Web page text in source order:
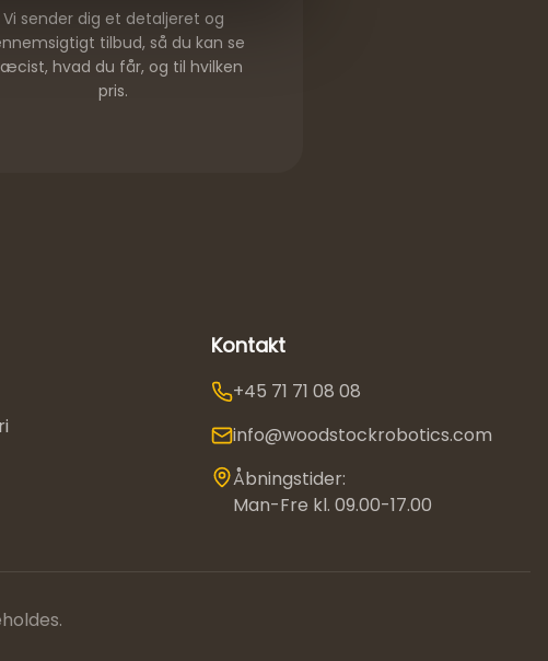
Vi sender dig et detaljeret og
tilbud, så du kan se
hvad du får, og til hvilken
pris.
Kontakt
+45 71 71 08 08
info@woodstockrobotics.com
Åbningstider:
Man-Fre kl. 09.00-17.00